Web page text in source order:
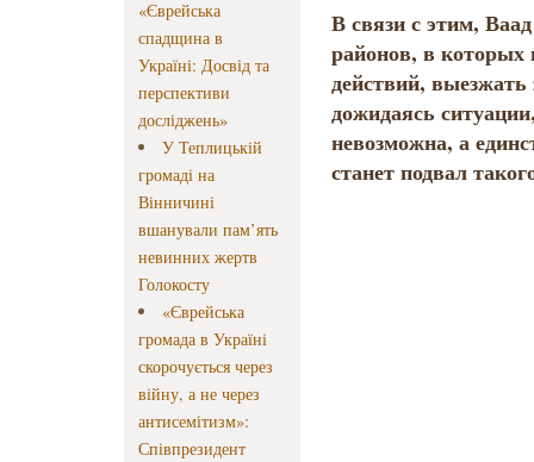
«Єврейська
спадщина в
Україні: Досвід та
перспективи
досліджень»
У Теплицькій
громаді на
Вінничині
вшанували пам’ять
невинних жертв
Голокосту
«Єврейська
громада в Україні
скорочується через
війну, а не через
антисемітизм»:
Співпрезидент
В связи с этим,
районов, в которых
действий, выезжать
дожидаясь
невозможна, а
станет подвал